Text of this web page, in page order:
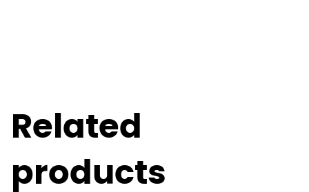
Related
products